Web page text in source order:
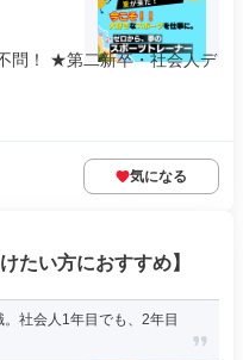
問！ ★第二新卒・社会人デ
気になる
たい方におすすめ】
社会人1年目でも、2年目